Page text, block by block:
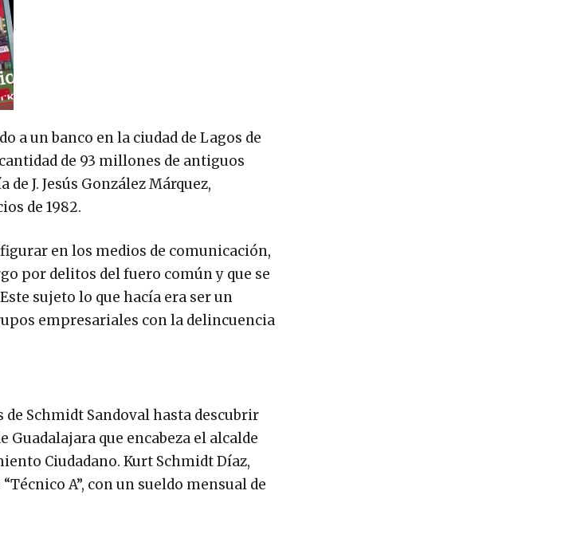
a un banco en la ciudad de Lagos de
de 93 millones de antiguos
J. Jesús González Márquez,
de 1982.
en los medios de comunicación,
por delitos del fuero común y que se
sujeto lo que hacía era ser un
empresariales con la delincuencia
Schmidt Sandoval hasta descubrir
que encabeza el alcalde
Ciudadano. Kurt Schmidt Díaz,
A”, con un sueldo mensual de